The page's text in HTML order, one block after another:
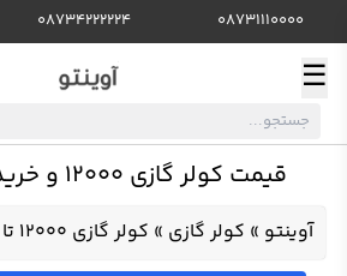
08731110000
08734222224
☰
قیمت کولر گازی 12000 و خرید کولر 12 هزار
آوینتو » کولر گازی » کولر گازی 12000 تا 17000